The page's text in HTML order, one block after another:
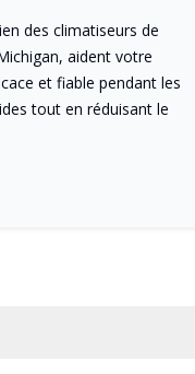
des climatiseurs de
aident votre
et fiable pendant les
tout en réduisant le